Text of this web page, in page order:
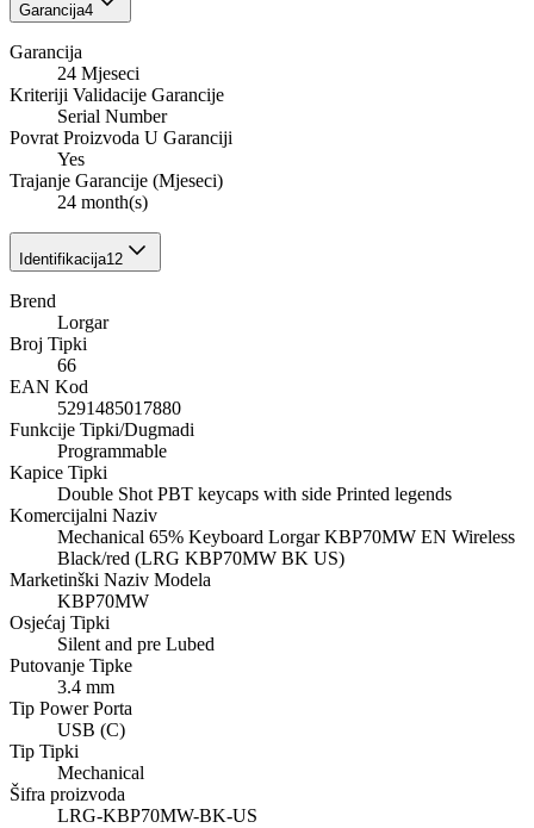
Garancija4
Garancija
24 Mjeseci
Kriteriji Validacije Garancije
Serial Number
Povrat Proizvoda U Garanciji
Yes
Trajanje Garancije (Mjeseci)
24 month(s)
Identifikacija12
Brend
Lorgar
Broj Tipki
66
EAN Kod
5291485017880
Funkcije Tipki/Dugmadi
Programmable
Kapice Tipki
Double Shot PBT keycaps with side Printed legends
Komercijalni Naziv
Mechanical 65% Keyboard Lorgar KBP70MW EN Wireless
Black/red (LRG KBP70MW BK US)
Marketinški Naziv Modela
KBP70MW
Osjećaj Tipki
Silent and pre Lubed
Putovanje Tipke
3.4 mm
Tip Power Porta
USB (C)
Tip Tipki
Mechanical
Šifra proizvoda
LRG-KBP70MW-BK-US